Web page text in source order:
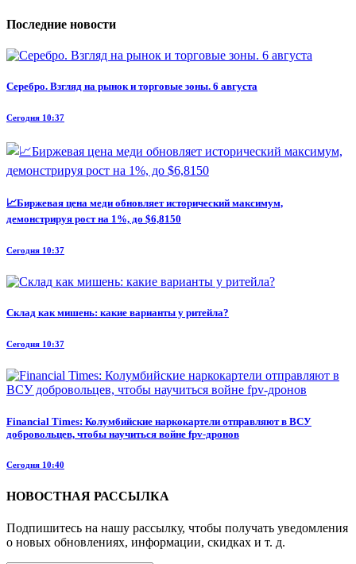
Последние новости
Серебро. Взгляд на рынок и торговые зоны. 6 августа
Сегодня 10:37
📈Биржевая цена меди обновляет исторический максимум,
демонстрируя рост на 1%, до $6,8150
Сегодня 10:37
Склад как мишень: какие варианты у ритейла?
Сегодня 10:37
Financial Times: Колумбийские наркокартели отправляют в ВСУ
добровольцев, чтобы научиться войне fpv-дронов
Сегодня 10:40
НОВОСТНАЯ РАССЫЛКА
Подпишитесь на нашу рассылку, чтобы получать уведомления
о новых обновлениях, информации, скидках и т. д.